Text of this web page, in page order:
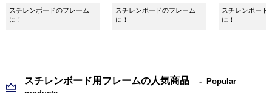
スチレンボードのフレーム
に！
スチレンボードのフレーム
に！
スチレンボード
に！
スチレンボード用フレームの人気商品
Popular